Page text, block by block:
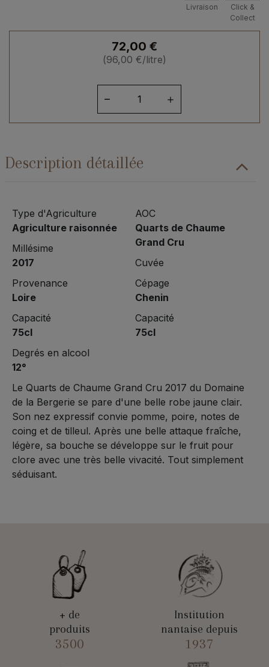
Livraison
Click &
Collect
72,00 €
(96,00 €/litre)
Loire
Chaume
2017
Description détaillée
Type d'Agriculture
Agriculture raisonnée
Millésime
2017
Provenance
Loire
Capacité
75cl
Degrés en alcool
12°
AOC
Quarts de Chaume
Grand Cru
Cuvée
Cépage
Chenin
Capacité
75cl
Le Quarts de Chaume Grand Cru 2017 du Domaine
de la Bergerie se pare d'une belle robe jaune clair.
Son nez expressif convie pomme, poire, notes de
coing et de tilleul. Après une belle attaque fraîche,
légère, sa bouche se développe sur le fruit pour
clore avec une très belle vivacité. Tout simplement
séduisant.
+ de
produits
3500
Institution
nantaise depuis
1937